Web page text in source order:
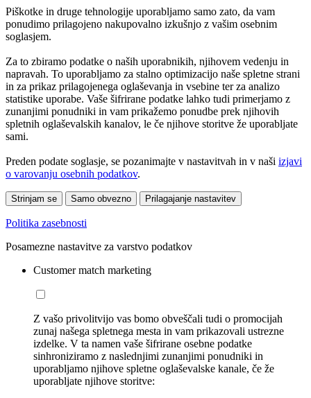
Piškotke in druge tehnologije uporabljamo samo zato, da vam
ponudimo prilagojeno nakupovalno izkušnjo z vašim osebnim
soglasjem.
Za to zbiramo podatke o naših uporabnikih, njihovem vedenju in
napravah. To uporabljamo za stalno optimizacijo naše spletne strani
in za prikaz prilagojenega oglaševanja in vsebine ter za analizo
statistike uporabe. Vaše šifrirane podatke lahko tudi primerjamo z
zunanjimi ponudniki in vam prikažemo ponudbe prek njihovih
spletnih oglaševalskih kanalov, le če njihove storitve že uporabljate
sami.
Preden podate soglasje, se pozanimajte v nastavitvah in v naši izjavi
o varovanju osebnih podatkov.
Strinjam se Samo obvezno Prilagajanje nastavitev
Politika zasebnosti
Posamezne nastavitve za varstvo podatkov
Customer match marketing
Z vašo privolitvijo vas bomo obveščali tudi o promocijah
zunaj našega spletnega mesta in vam prikazovali ustrezne
izdelke. V ta namen vaše šifrirane osebne podatke
sinhroniziramo z naslednjimi zunanjimi ponudniki in
uporabljamo njihove spletne oglaševalske kanale, če že
uporabljate njihove storitve: